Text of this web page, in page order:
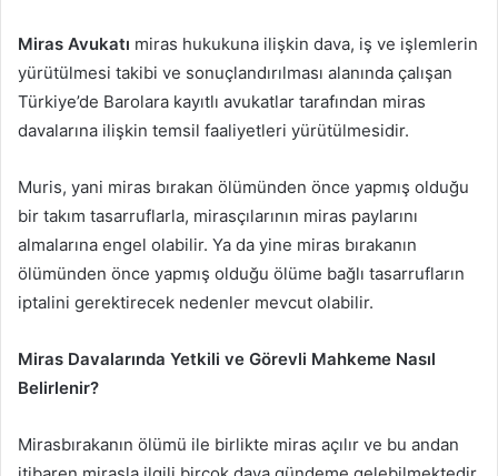
Miras Avukatı miras hukukuna ilişkin dava, iş ve işlemlerin
yürütülmesi takibi ve sonuçlandırılması alanında çalışan
Türkiye’de Barolara kayıtlı avukatlar tarafından miras
davalarına ilişkin temsil faaliyetleri yürütülmesidir.
Muris, yani miras bırakan ölümünden önce yapmış olduğu
bir takım tasarruflarla, mirasçılarının miras paylarını
almalarına engel olabilir. Ya da yine miras bırakanın
ölümünden önce yapmış olduğu ölüme bağlı tasarrufların
iptalini gerektirecek nedenler mevcut olabilir.
Miras Davalarında Yetkili ve Görevli Mahkeme Nasıl
Belirlenir?
Mirasbırakanın ölümü ile birlikte miras açılır ve bu andan